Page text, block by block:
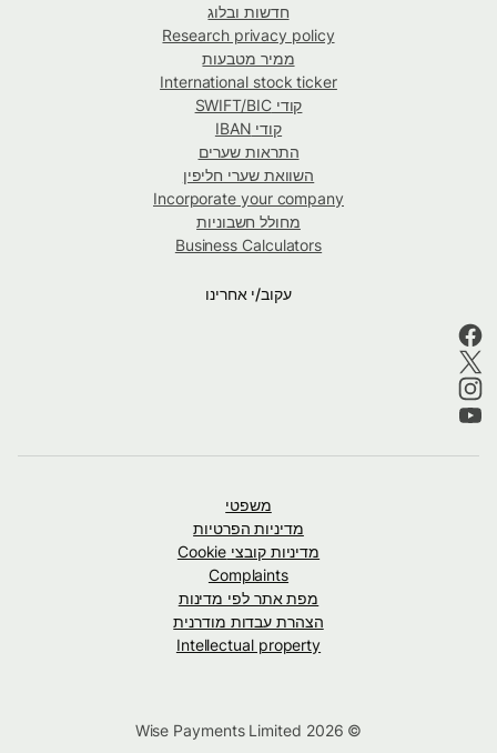
חדשות ובלוג
Research privacy policy
ממיר מטבעות
International stock ticker
קודי SWIFT/BIC
קודי IBAN
התראות שערים
השוואת שערי חליפין
Incorporate your company
מחולל חשבוניות
Business Calculators
עקוב/י אחרינו
משפטי
מדיניות הפרטיות
מדיניות קובצי Cookie
Complaints
מפת אתר לפי מדינות
הצהרת עבדות מודרנית
Intellectual property